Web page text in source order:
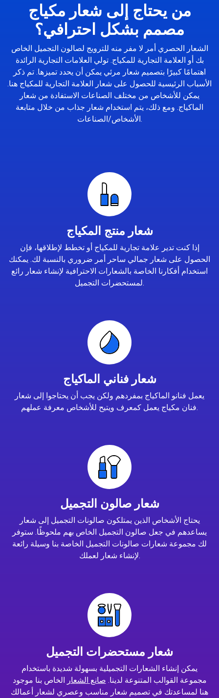
من يحتاج إلى شعار مكياج
مصمم بشكل احترافي؟
الشعار الحصري أمر لا مفر منه للترويج لصالون التجميل الخاص
بك أو العلامة التجارية للمكياج. تولي العلامات التجارية الرائدة
اهتمامًا كبيرًا بتصميم شعار مرئي يمكن أن يحدد تميزها. تم ذكر
الأسباب الرئيسية للحصول على شعار العلامة التجارية للمكياج هنا.
يمكن للأشخاص من مختلف الصناعات الاستفادة من شعار
الماكياج. ومع ذلك، يتم استخدام شعار جذاب من خلال متابعة
الأشخاص/الصناعات.
شعار منتج المكياج
إذا كنت تدير علامة تجارية للمكياج أو تخطط لإطلاقها، فإن
الحصول على شعار جمالي ساحر أمر ضروري بالنسبة لك. يمكنك
استخدام أفكارنا الخاصة بالشعارات الاحترافية لإنشاء شعار رائع
لمستحضرات التجميل.
شعار فناني الماكياج
يعمل فنانو الماكياج بمفردهم ولكن يجب أن يحتاجوا إلى شعار
فنان مكياج يعمل كمعرف ويتيح للأشخاص معرفة عملهم.
شعار صالون التجميل
يحتاج الأشخاص الذين يمتلكون صالونات التجميل إلى شعار
يساعدهم في جعل صالون التجميل الخاص بهم ملحوظًا. ستوفر
لك مجموعة شعارات صالونات التجميل الخاصة بنا وسيلة رائعة
لإنشاء شعار لعملك.
شعار مستحضرات التجميل
يمكن إنشاء الشعارات التجميلية بسهولة شديدة باستخدام
مجموعة القوالب المتنوعة لدينا. صانع الشعار الخاص بنا موجود
هنا لمساعدتك في تصميم شعار مناسب وعصري لشعار أعمالك